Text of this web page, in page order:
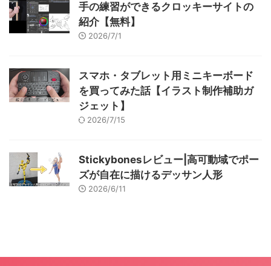
手の練習ができるクロッキーサイトの
紹介【無料】
2026/7/1
スマホ・タブレット用ミニキーボード
を買ってみた話【イラスト制作補助ガ
ジェット】
2026/7/15
Stickybonesレビュー|高可動域でポー
ズが自在に描けるデッサン人形
2026/6/11